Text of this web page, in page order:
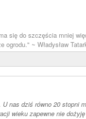
się do szczęścia mniej
~ Władysław
nas dziś równo 20 stopni
wieku zapewne nie